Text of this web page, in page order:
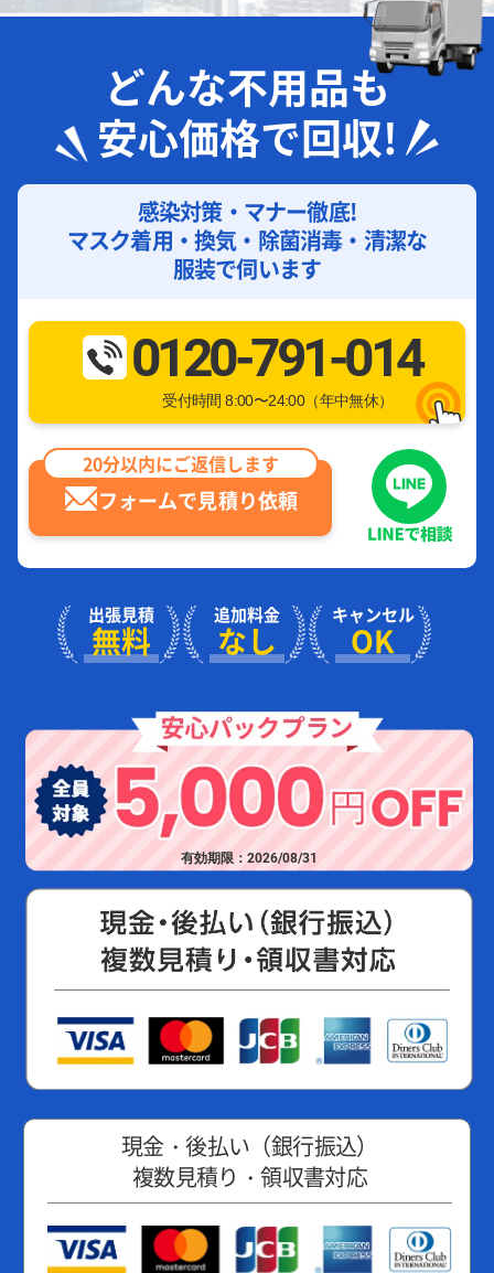
どんな不用品も
安心価格で回収!
感染対策・マナー徹底!
マスク着用・換気・除菌消毒・清潔な
服装で伺います
0120-791-014
受付時間 8:00〜24:00（年中無休）
フォームで見積り依頼
20分以内にご返信します
出張見積
無料
追加料金
なし
キャンセル
OK
有効期限：2026/08/31
現金・後払い（銀行振込）
複数見積り・領収書対応